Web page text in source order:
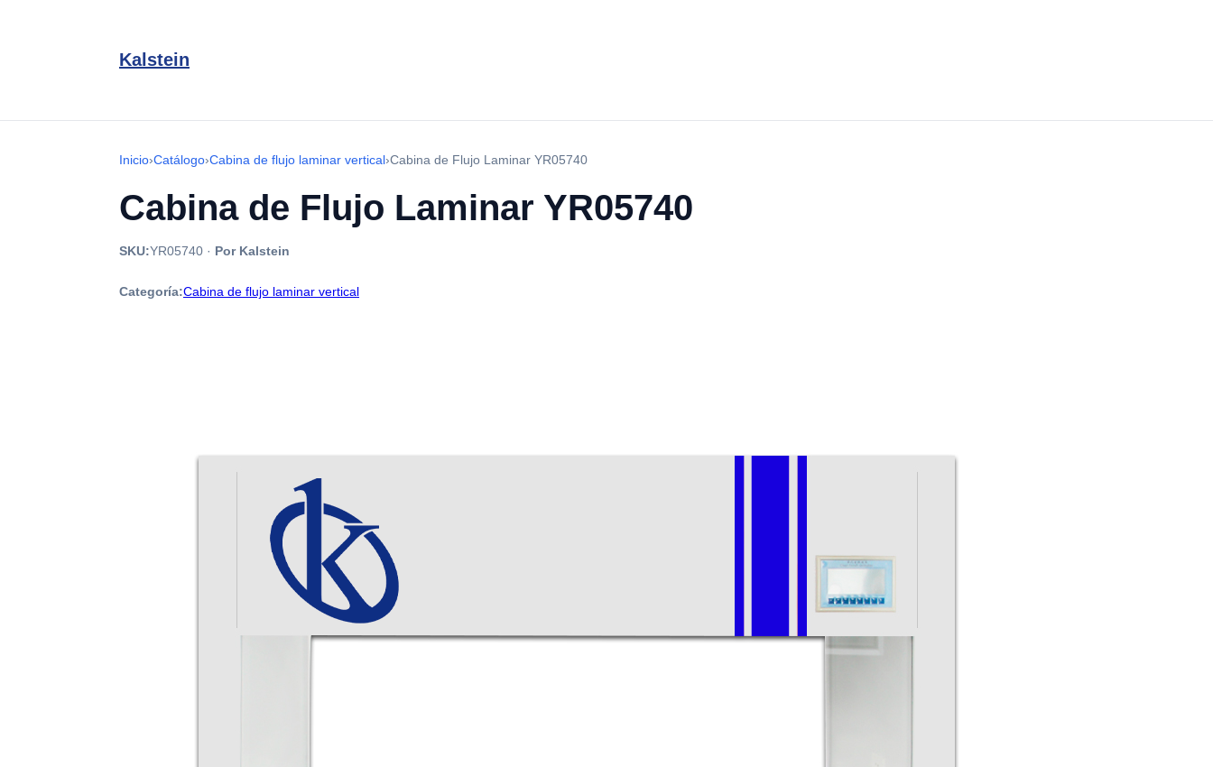
Kalstein
Inicio›Catálogo›Cabina de flujo laminar vertical›Cabina de Flujo Laminar YR05740
Cabina de Flujo Laminar YR05740
SKU:YR05740 · Por Kalstein
Categoría:Cabina de flujo laminar vertical